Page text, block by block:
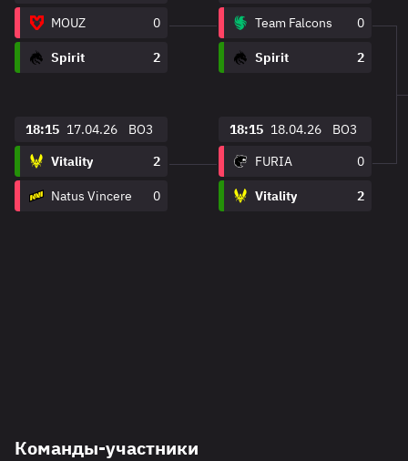
MOUZ
0
Spirit 2
18:15 17.04.26
BO3
Vitality
2
Natus Vincere 0
Team Falcons
0
Spirit 2
18:15 18.04.26
BO3
FURIA
0
Vitality 2
Команды-участники